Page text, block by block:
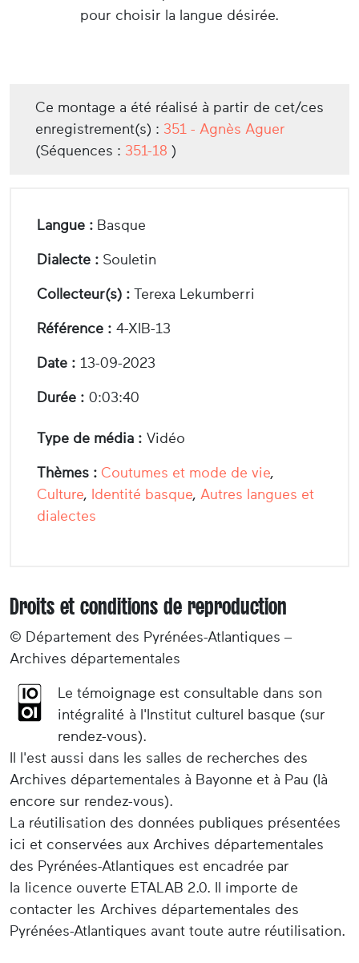
pour choisir la langue désirée.
Ce montage a été réalisé à partir de cet/ces
enregistrement(s) : 351 - Agnès Aguer
(Séquences : 351-18 )
Langue : Basque
Dialecte : Souletin
Collecteur(s) : Terexa Lekumberri
Référence : 4-XIB-13
Date : 13-09-2023
Durée : 0:03:40
Type de média : Vidéo
Thèmes : Coutumes et mode de vie,
Culture, Identité basque, Autres langues et
dialectes
Droits et conditions de reproduction
© Département des Pyrénées-Atlantiques –
Archives départementales
Le témoignage est consultable dans son
intégralité à l'Institut culturel basque (sur
rendez-vous).
Il l'est aussi dans les salles de recherches des
Archives départementales à Bayonne et à Pau (là
encore sur rendez-vous).
La réutilisation des données publiques présentées
ici et conservées aux Archives départementales
des Pyrénées-Atlantiques est encadrée par
la licence ouverte ETALAB 2.0. Il importe de
contacter les Archives départementales des
Pyrénées-Atlantiques avant toute autre réutilisation.